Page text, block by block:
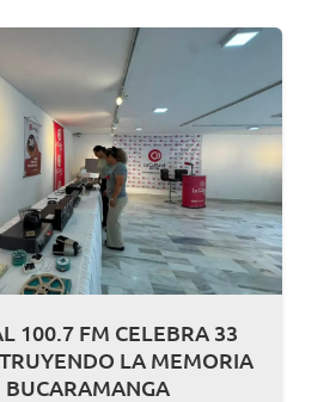
100.7 FM CELEBRA 33
LA MEMORIA
BUCARAMANGA